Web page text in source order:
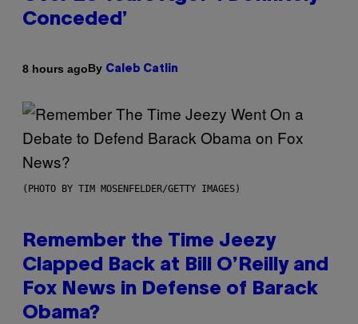
Conceded’
8 hours agoBy Caleb Catlin
(PHOTO BY TIM MOSENFELDER/GETTY IMAGES)
Remember the Time Jeezy
Clapped Back at Bill O’Reilly and
Fox News in Defense of Barack
Obama?